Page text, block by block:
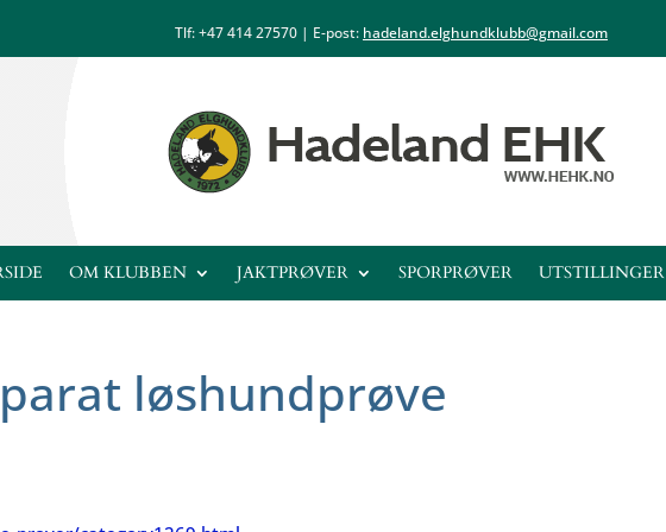
Tlf: +47414 27570 | E-post: hadeland.elghundklubb@gmail.com
OM KLUBBEN JAKTPRØVER SPORPRØVER UTSTILLINGER
løshundprøve